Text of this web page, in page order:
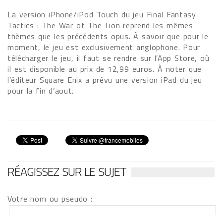
La version iPhone/iPod Touch du jeu Final Fantasy
Tactics : The War of The Lion reprend les mêmes
thèmes que les précédents opus. À savoir que pour le
moment, le jeu est exclusivement anglophone. Pour
télécharger le jeu, il faut se rendre sur l’App Store, où
il est disponible au prix de 12,99 euros. À noter que
l’éditeur Square Enix a prévu une version iPad du jeu
pour la fin d’aout.
RÉAGISSEZ SUR LE SUJET
Votre nom ou pseudo :